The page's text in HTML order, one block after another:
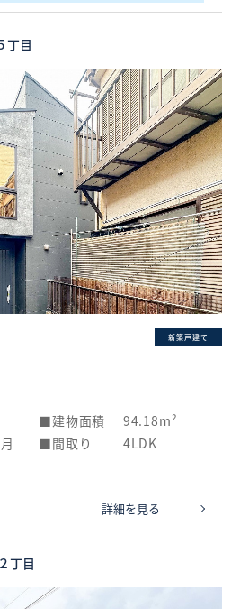
丁目
新築戸建て
建物面積
94.18m²
間取り 4LDK
詳細を見る
丁目